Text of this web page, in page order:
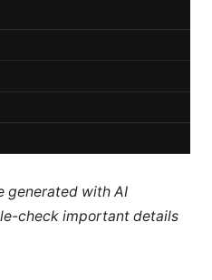
generated with AI
check important details